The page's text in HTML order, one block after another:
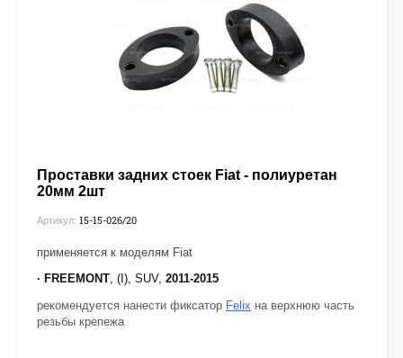
Проставки задних стоек Fiat - полиуретан
20мм 2шт
Артикул: 15-15-026/20
применяется к моделям Fiat
· FREEMONT , (I), SUV, 2011-2015
рекомендуется нанести фиксатор Felix на верхнюю часть
резьбы крепежа